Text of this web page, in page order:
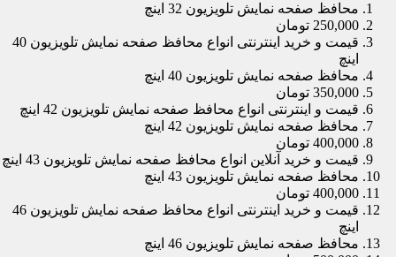
محافظ صفحه نمایش تلویزیون 32 اینچ
250,000 تومان
قیمت و خرید اینترنتی انواع محافظ صفحه نمایش تلویزیون 40
اینچ
محافظ صفحه نمایش تلویزیون 40 اینچ
350,000 تومان
قیمت و اینترنتی انواع محافظ صفحه نمایش تلویزیون 42 اینچ
محافظ صفحه نمایش تلویزیون 42 اینچ
400,000 تومان
قیمت و خرید آنلاین انواع محافظ صفحه نمایش تلویزیون 43 اینچ
محافظ صفحه نمایش تلویزیون 43 اینچ
400,000 تومان
قیمت و خرید اینترنتی انواع محافظ صفحه نمایش تلویزیون 46
اینچ
محافظ صفحه نمایش تلویزیون 46 اینچ